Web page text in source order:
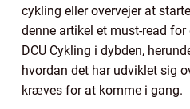
cykling eller overvejer at
denne artikel et must-read
DCU Cykling i dybden,
hvordan det har udviklet sig
kræves for at komme i gang.